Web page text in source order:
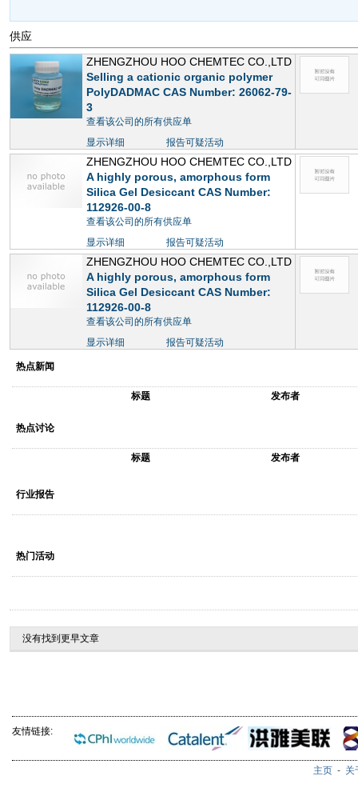
供应
ZHENGZHOU HOO CHEMTEC CO.,LTD
Selling a cationic organic polymer
PolyDADMAC CAS Number: 26062-79-
3
查看该公司的所有供应单
显示详细
报告可疑活动
ZHENGZHOU HOO CHEMTEC CO.,LTD
A highly porous, amorphous form
Silica Gel Desiccant CAS Number:
112926-00-8
查看该公司的所有供应单
显示详细
报告可疑活动
ZHENGZHOU HOO CHEMTEC CO.,LTD
A highly porous, amorphous form
Silica Gel Desiccant CAS Number:
112926-00-8
查看该公司的所有供应单
显示详细
报告可疑活动
热点新闻
标题 发布者
热点讨论
标题 发布者
行业报告
热门活动
没有找到更早文章
友情链接:
主页 - 关